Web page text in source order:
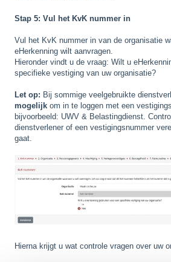
Stap 5: Vul het KvK nummer in
Vul het KvK nummer in van de organisatie
eHerkenning wilt aanvragen.
Hieronder vindt u de vraag: Wilt u
specifieke vestiging van uw organisatie?
Let op: Bij sommige veelgebruikte
mogelijk om in te loggen met een
bijvoorbeeld: UWV & Belastingdienst.
dienstverlener of een vestigingsnummer
gaat.
Hierna krijgt u wat controle vragen over uw